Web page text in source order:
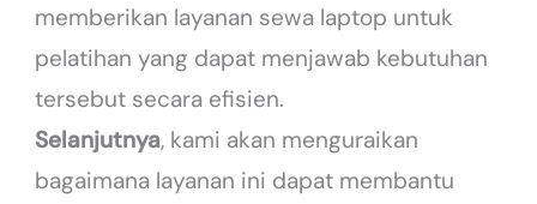
memberikan layanan sewa laptop untuk
pelatihan yang dapat menjawab kebutuhan
tersebut secara efisien.
Selanjutnya, kami akan menguraikan
bagaimana layanan ini dapat membantu